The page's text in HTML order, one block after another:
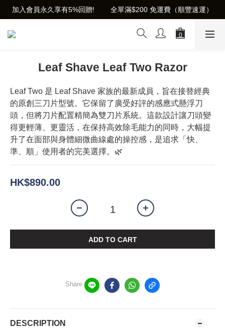
加入會員永久享有5%回贈!        全單滿$200 免運費（順豐速運）
Leaf Shave Leaf Two Razor
Leaf Two 是 Leaf Shave 家族的最新成員，旨在接替經典
的原創三刀片型號。它保留了廣受好評的感應式懸浮刀
頭，但將刀片配置精簡為雙刀片系統。這款設計讓刀頭變
得更輕薄、更靈活，在保持高效除毛能力的同時，大幅提
升了在面部與身體細微曲線處的操控感，是追求「快、
準、順」使用者的完美選擇。🌿
HK$890.00
ADD TO CART
Share
DESCRIPTION